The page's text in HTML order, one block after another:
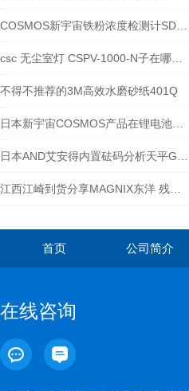
不得不推荐的3M高效水磨砂纸401Q
首页 公司简介
在线咨询